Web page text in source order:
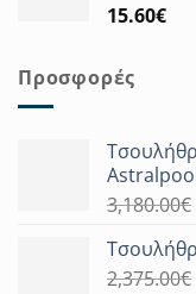
15.60€
Προσφορές
3,180.00€
2,375.00€